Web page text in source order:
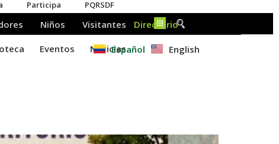
Español English